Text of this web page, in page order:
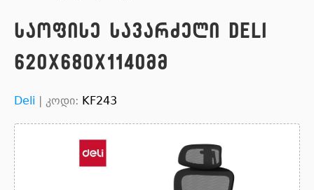
საოფისე სავარძელი Deli
620x680x1140მმ
Deli | კოდი: KF243